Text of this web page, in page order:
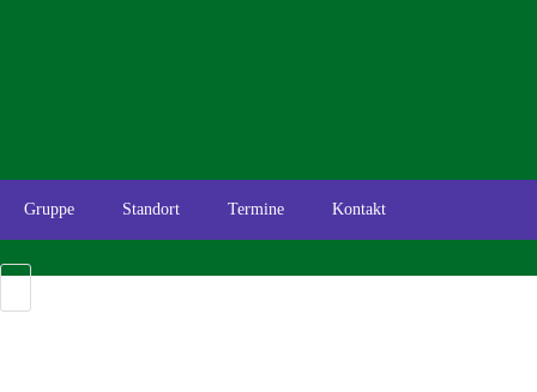
Gruppe Standort Termine Kontakt